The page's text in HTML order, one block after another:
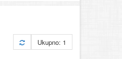
Ukupno: 1